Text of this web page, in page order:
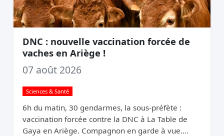
DNC : nouvelle vaccination forcée de
vaches en Ariège !
07 août 2026
Sciences & Santé
6h du matin, 30 gendarmes, la sous-préfète :
vaccination forcée contre la DNC à La Table de
Gaya en Ariège. Compagnon en garde à vue.